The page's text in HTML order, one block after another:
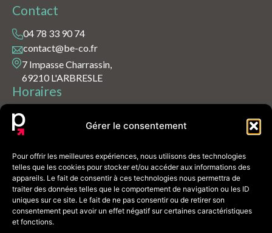
Gérer le consentement
Pour offrir les meilleures expériences, nous utilisons des technologies
telles que les cookies pour stocker et/ou accéder aux informations des
appareils. Le fait de consentir à ces technologies nous permettra de
traiter des données telles que le comportement de navigation ou les ID
uniques sur ce site. Le fait de ne pas consentir ou de retirer son
consentement peut avoir un effet négatif sur certaines caractéristiques
et fonctions.
Contact
04 78 33 90 74
contact@be-co.fr
7 Impasse Charrassin,
69210 L'ARBRESLE
Horaires
Lundi – Vendredi : 9h00 – 18h00
Samedi – Dimanche : fermé
Liens utiles
Audits énergétiques
Travaux de rénovation
Contact